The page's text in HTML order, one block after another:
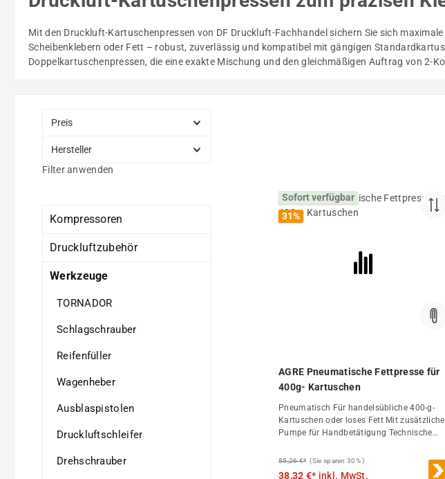
Mit den Druckluft-Kartuschenpressen von DF Druckluft-Fachhandel sichern Sie sich
Scheibenklebern oder Fett – robust, zuverlässig und kompatibel mit gängigen
Doppelkartuschenpressen, die eine exakte Mischung und den gleichmäßigen Auftrag von 2-
Preis
Hersteller
Filter anwenden
Kompressoren
Druckluftzubehör
Werkzeuge
TORNADOR
Schlagschrauber
Reifenfüller
Wagenheber
Ausblaspistolen
Druckluftschleifer
Drehschrauber
Sofort verfügbar
31%
AGRE Pneumatische Fettpresse für
400g- Kartuschen
Pneumatisch Für handelsübliche 400-g-
Kartuschen oder loses Fett Mit zusätzlicher
Pumpe für Handbetätigung Technische
Arbeitsdruck 2-10 bar
55,26 €* (Sie sparen 30% )
38,32 €* inkl. MwSt.